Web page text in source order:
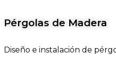
Pérgolas de Madera
Diseño e instalación de